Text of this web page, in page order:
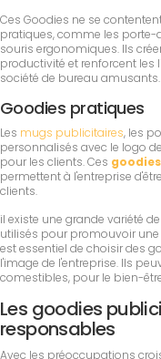
Ces Goodies ne se
pratiques, comme les
souris ergonomiques. Ils
productivité et renforcent les
société de bureau amusants.
Goodies pratiques
Les mugs publicitaires, les
personnalisés avec le logo
pour les clients. Ces goodies
permettent à l'entreprise
clients.
il existe une grande variété
utilisés pour promouvoir une
est essentiel de choisir des
l'image de l'entreprise. Ils
comestibles, pour le bien-
Les goodies
responsables
Avec les préoccupations